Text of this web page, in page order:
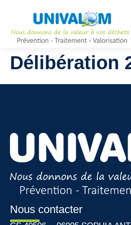
Délibération
Nous contacter